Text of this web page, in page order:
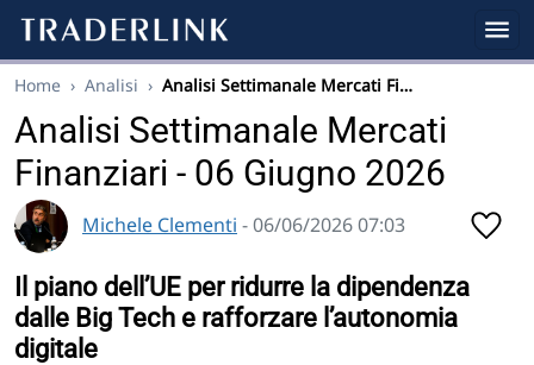
Home › Analisi › Analisi Settimanale Mercati Fi…
Analisi Settimanale Mercati
Finanziari - 06 Giugno 2026
Michele Clementi - 06/06/2026 07:03
Il piano dell’UE per ridurre la dipendenza
dalle Big Tech e rafforzare l’autonomia
digitale